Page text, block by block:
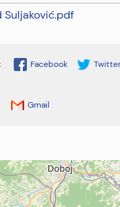
Suljaković.pdf
Facebook Twitter
Gmail